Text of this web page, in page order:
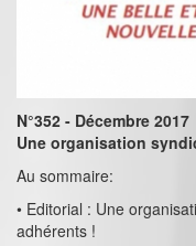
N°352 - Décembre 2017
Une organisation
Au sommaire:
• Editorial : Une
adhérents !